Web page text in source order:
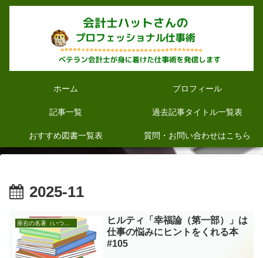
ホーム プロフィール
記事一覧 過去記事タイトル一覧表
おすすめ図書一覧表 質問・お問い合わせはこちら
2025-11
座右の名著（いつかあなたを救う本）
ヒルティ「幸福論（第一部）」は
仕事の悩みにヒントをくれる本
#105